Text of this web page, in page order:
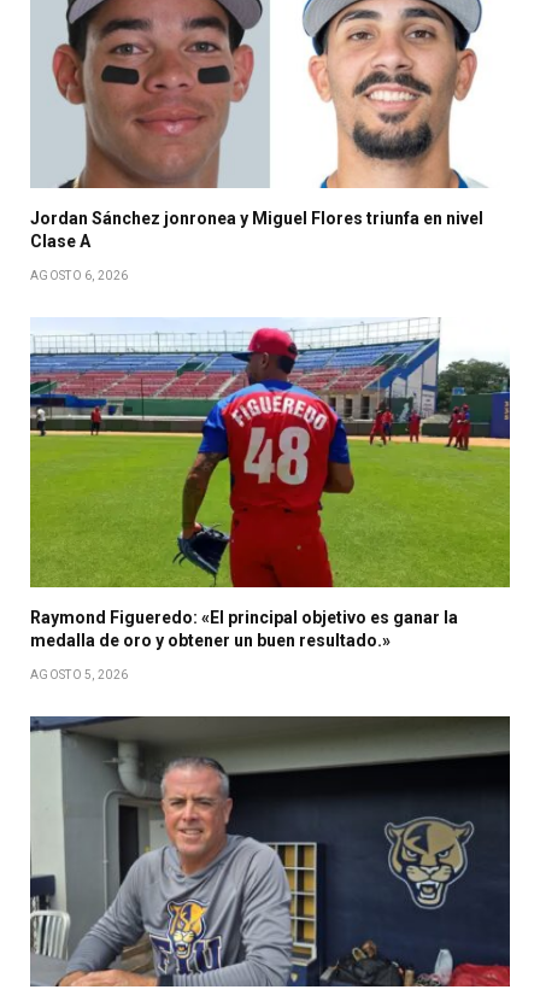
Jordan Sánchez jonronea y Miguel Flores triunfa en nivel
Clase A
AGOSTO 6, 2026
Raymond Figueredo: «El principal objetivo es ganar la
medalla de oro y obtener un buen resultado.»
AGOSTO 5, 2026